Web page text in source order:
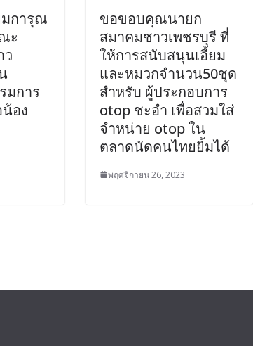
การุณ
ะ
ว
มการ
อง
ขอขอบคุณนายก
สมาคมชาวเพชรบุรี ที่
ให้การสนับสนุนเอี้ยม
และหมวกจำนวน50ชุด
สำหรับ ผู้ประกอบการ
otop ชะอำ เพื่อสวมใส่
จำหน่าย otop ใน
ตลาดนัดคนไทยยิ้มได้
พฤศจิกายน 26, 2023
วิ่งเพชรบุรีมาราธอน
กรกฎาคม 24, 2026 phet-admin